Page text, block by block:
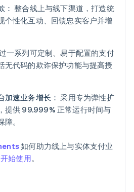
： 整合线上与线下渠道，打造统
个性化互动、回馈忠实客户并增
一系列可定制、易于配置的支付
无代码的欺诈保护功能与提高授
加速业务增长： 采用专为弹性扩
提供 99.999% 正常运行时间与
。
如何助力线上与实体支付业
开始使用。